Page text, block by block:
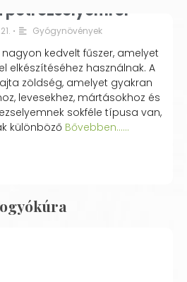
petrezselyemről
• Gyógynövények
kedvelt fűszer, amelyet
elkészítéséhez használnak. A
zöldség, amelyet gyakran
levesekhez, mártásokhoz és
sokféle típusa van,
különbözőBővebben...…